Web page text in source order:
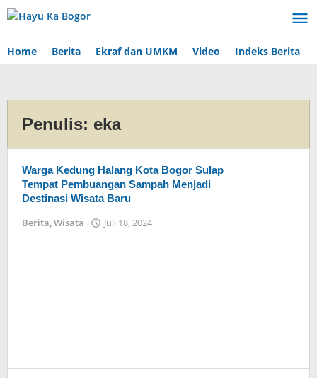
Lewati
ke
Home
Berita Ekraf dan UMKM Video Indeks Berita
Penulis: eka
Warga Kedung Halang Kota Bogor Sulap
Tempat Pembuangan Sampah Menjadi
Destinasi Wisata Baru
Berita,Wisata Juli 18, 2024